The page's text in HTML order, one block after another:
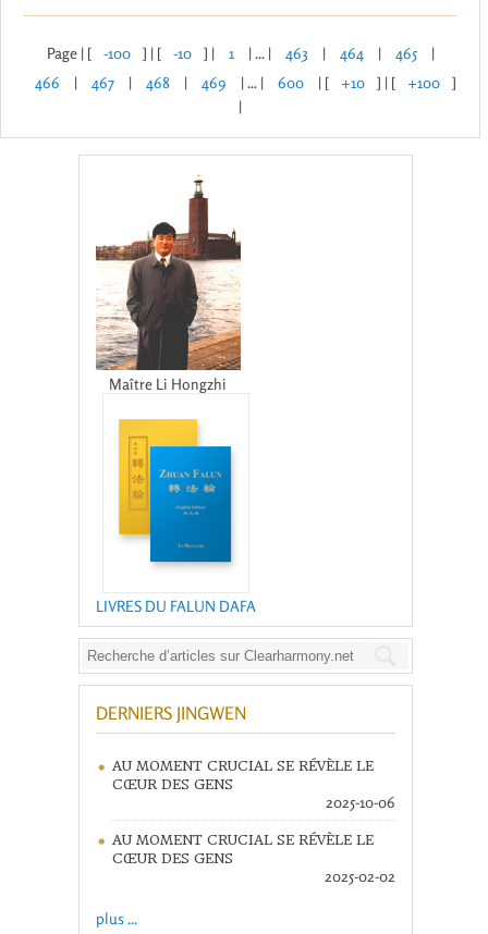
Page | [ -100 ] | [ -10 ] | 1 | ... | 463 | 464 | 465
|
466
| 467 | 468 | 469 | ... | 600 | [ +10 ] | [ +100
]
|
Maître Li Hongzhi
LIVRES DU FALUN DAFA
DERNIERS JINGWEN
AU MOMENT CRUCIAL SE RÉVÈLE LE
CŒUR DES GENS
2025-10-06
AU MOMENT CRUCIAL SE RÉVÈLE LE
CŒUR DES GENS
2025-02-02
plus ...